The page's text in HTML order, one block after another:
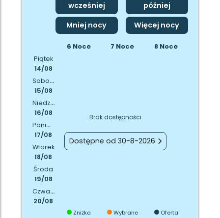
wcześniej
Mniej nocy
później
Więcej nocy
6 Noce 7 Noce 8 Noce
Piątek
14/08
Sobota
15/08
Niedziela
16/08
Poniedziałek
17/08
Wtorek
18/08
Środa
19/08
Czwartek
20/08
Brak dostępności
Dostępne od 30-8-2026
Zniżka Wybrane Oferta